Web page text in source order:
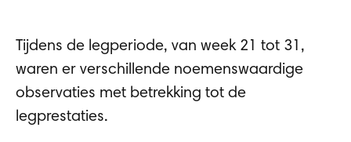
Tijdens de legperiode, van week 21 tot 31,
waren er verschillende noemenswaardige
observaties met betrekking tot de
legprestaties.